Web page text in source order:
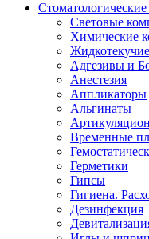
Световые
Химические
Адгезивы и
Анестезия
Аппликаторы
Альгинаты
Временные
Герметики
Гипсы
Гигиена.
Дезинфекция